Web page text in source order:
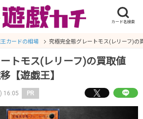
カードの相場 究極完全態グレートモス(レリーフ)の
トモス(レリーフ)の買取値
【遊戯王】
16:05 PR